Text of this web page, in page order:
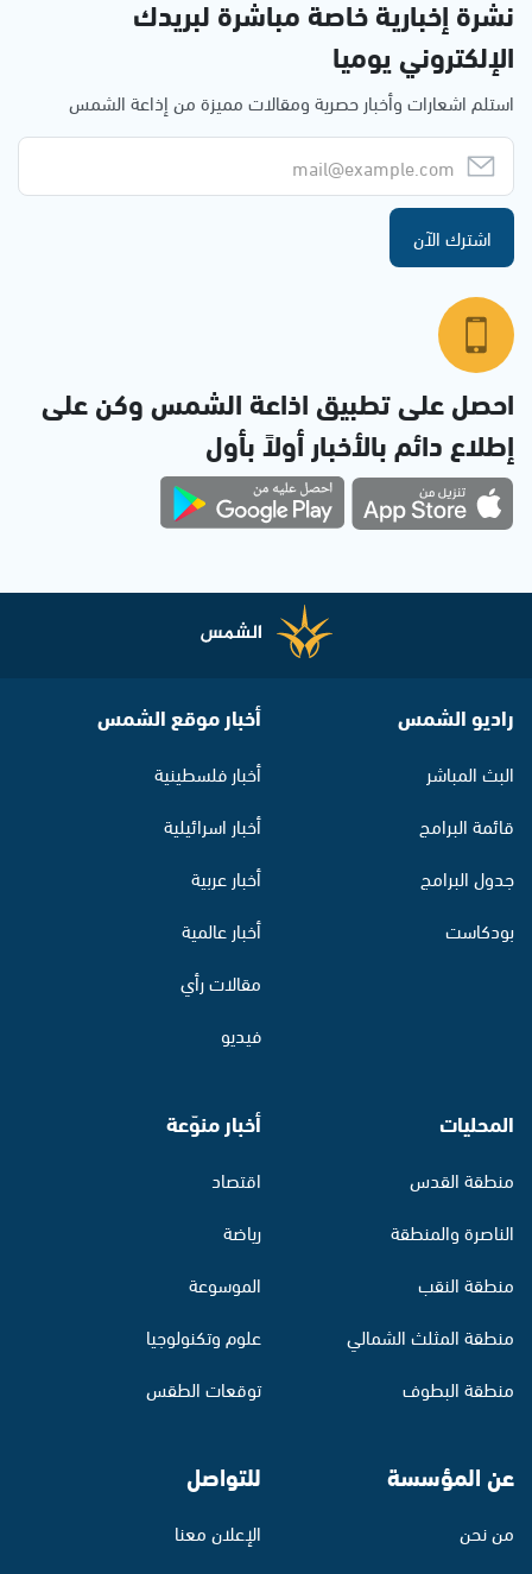
نشرة إخبارية خاصة مباشرة لبريدك
الإلكتروني يوميا
استلم اشعارات وأخبار حصرية ومقالات مميزة من إذاعة الشمس
اشترك الآن
احصل على تطبيق اذاعة الشمس وكن على
إطلاع دائم بالأخبار أولاً بأول
راديو الشمس
البث المباشر
قائمة البرامج
جدول البرامج
بودكاست
أخبار موقع الشمس
أخبار فلسطينية
أخبار اسرائيلية
أخبار عربية
أخبار عالمية
مقالات رأي
فيديو
المحليات
منطقة القدس
الناصرة والمنطقة
منطقة النقب
منطقة المثلث الشمالي
منطقة البطوف
أخبار منوّعة
اقتصاد
رياضة
الموسوعة
علوم وتكنولوجيا
توقعات الطقس
عن المؤسسة
من نحن
للتواصل
الإعلان معنا